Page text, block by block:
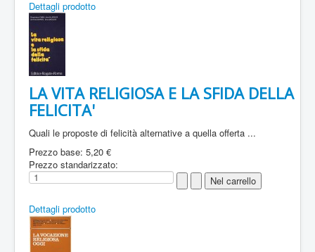
Dettagli prodotto
LA VITA RELIGIOSA E LA SFIDA DELLA
FELICITA'
Quali le proposte di felicità alternative a quella offerta ...
Prezzo base: 5,20 €
Prezzo standarizzato:
Dettagli prodotto